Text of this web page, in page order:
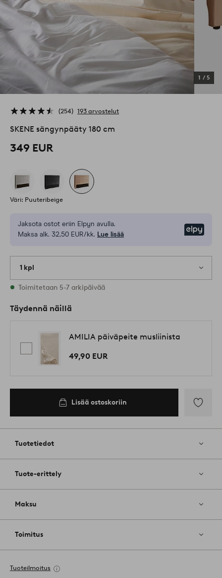
1 / 5
254 193 arvostelut
SKENE sängynpääty 180 cm
349 EUR
Väri: Puuteribeige
Jaksota ostot eriin Elpyn avulla.
Maksa alk. 32,50 EUR/kk. Lue lisää
1 kpl
Varastossa
Toimitetaan 5-7 arkipäivää
Täydennä näillä
AMILIA päiväpeite musliinista
49,90 EUR
Lisää ostoskoriin
Tuotetiedot
Tuote-erittely
Maksu
Toimitus
Tuoteilmoitus